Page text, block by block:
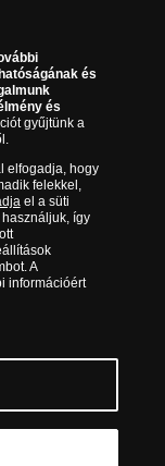
9.00 és 17.00
között)
01-09-
Kereskedelmi
Éremkibocsátó Kft.
és
és
gyűjtünk a
elfogadja, hogy
felekkel,
el a süti
így
A
információért